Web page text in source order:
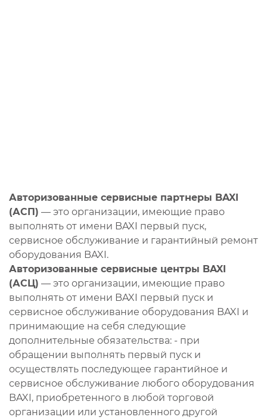
Авторизованные сервисные партнеры BAXI
(АСП) — это организации, имеющие право
выполнять от имени BAXI первый пуск,
сервисное обслуживание и гарантийный ремонт
оборудования BAXI.
Авторизованные сервисные центры BAXI
(АСЦ) — это организации, имеющие право
выполнять от имени BAXI первый пуск и
сервисное обслуживание оборудования BAXI и
принимающие на себя следующие
дополнительные обязательства: - при
обращении выполнять первый пуск и
осуществлять последующее гарантийное и
сервисное обслуживание любого оборудования
BAXI, приобретенного в любой торговой
организации или установленного другой